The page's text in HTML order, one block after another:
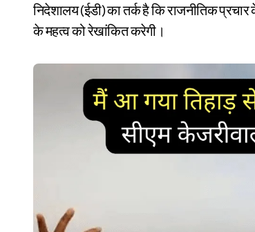
निदेशालय (ईडी) का तर्क है कि राजनीतिक
के महत्व को रेखांकित करेगी।